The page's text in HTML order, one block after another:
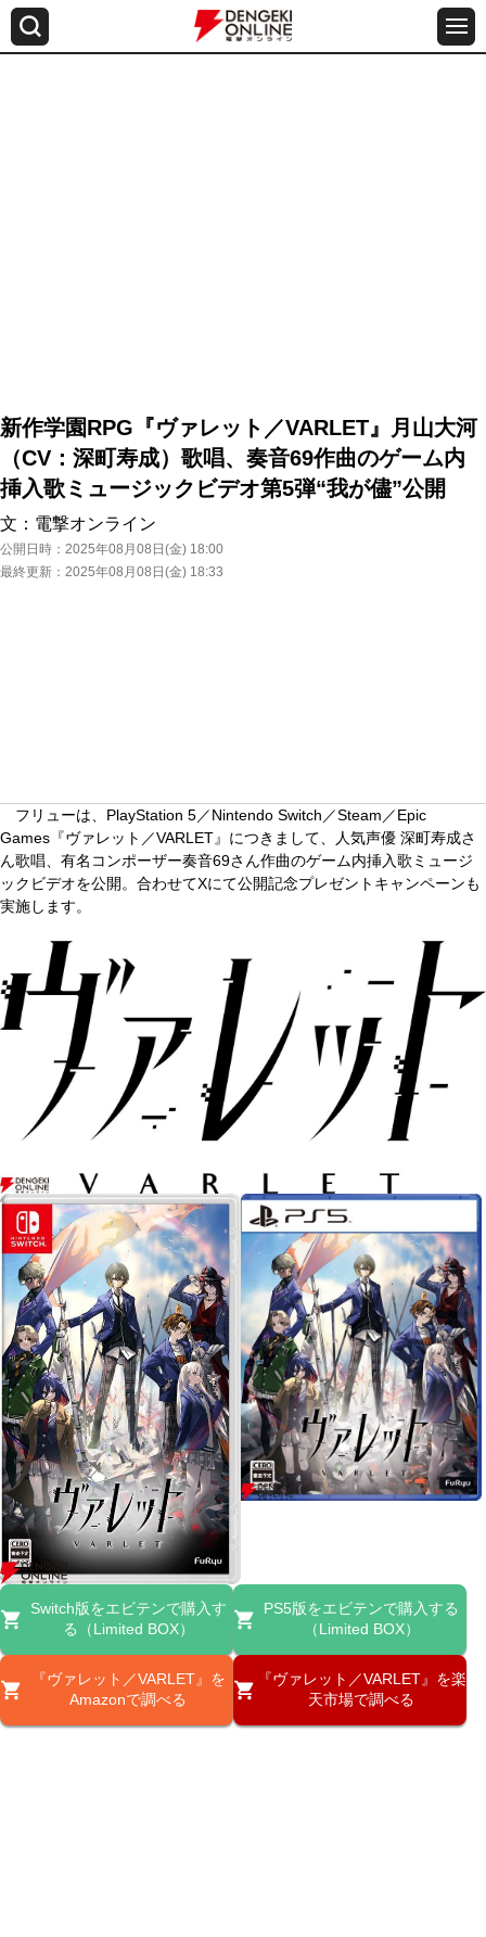
新作学園RPG『ヴァレット／VARLET』月山大河
（CV：深町寿成）歌唱、奏音69作曲のゲーム内
挿入歌ミュージックビデオ第5弾“我が儘”公開
文： 電撃オンライン
公開日時： 2025年08月08日(金) 18:00
最終更新： 2025年08月08日(金) 18:33
フリューは、PlayStation 5／Nintendo Switch／Steam／Epic
Games『ヴァレット／VARLET』につきまして、人気声優 深町寿成さ
ん歌唱、有名コンポーザー奏音69さん作曲のゲーム内挿入歌ミュージ
ックビデオを公開。合わせてXにて公開記念プレゼントキャンペーンも
実施します。
Switch版をエビテンで購入す
る（Limited BOX）
PS5版をエビテンで購入する
（Limited BOX）
『ヴァレット／VARLET』を
Amazonで調べる
『ヴァレット／VARLET』を楽
天市場で調べる